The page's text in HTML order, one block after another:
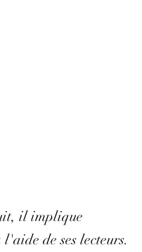
il implique
de ses lecteurs.